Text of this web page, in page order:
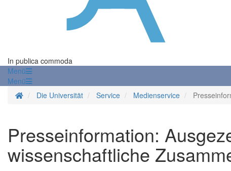
In publica commoda
Menü
Menü
StartseiteDie Universität Service Medienservice
Presseinformation:
wissenschaftliche